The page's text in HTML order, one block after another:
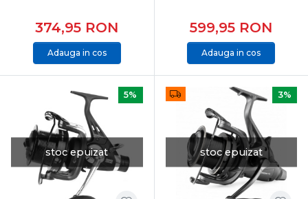
374,95 RON
Adauga in cos
599,95 RON
Adauga in cos
stoc epuizat
5%
stoc epuizat
3%